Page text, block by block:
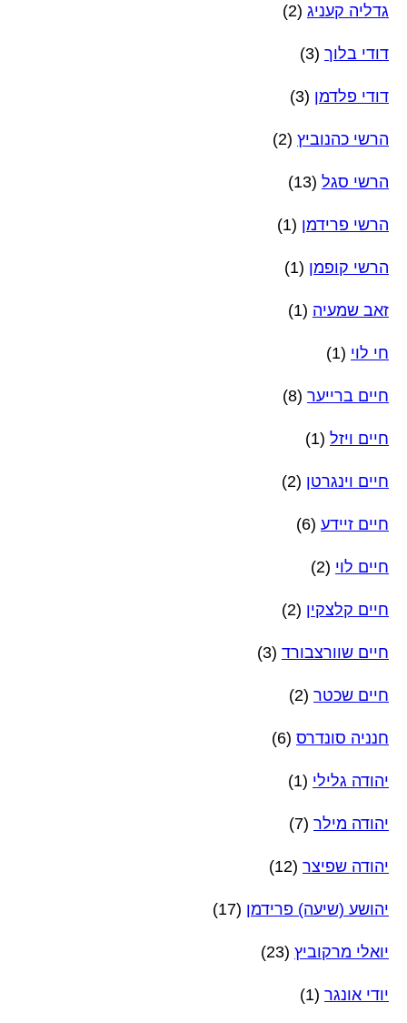
גדליה קעניג (2)
דודי בלוך (3)
דודי פלדמן (3)
הרשי כהנוביץ (2)
הרשי סגל (13)
הרשי פרידמן (1)
הרשי קופמן (1)
זאב שמעיה (1)
חי לוי (1)
חיים ברייער (8)
חיים ויזל (1)
חיים וינגרטן (2)
חיים זיידע (6)
חיים לוי (2)
חיים קלצקין (2)
חיים שוורצבורד (3)
חיים שכטר (2)
חנניה סונדרס (6)
יהודה גלילי (1)
יהודה מילר (7)
יהודה שפיצר (12)
יהושע (שיעה) פרידמן (17)
יואלי מרקוביץ (23)
יודי אונגר (1)